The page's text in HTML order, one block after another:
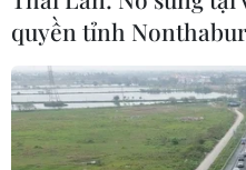
quyền tỉnh